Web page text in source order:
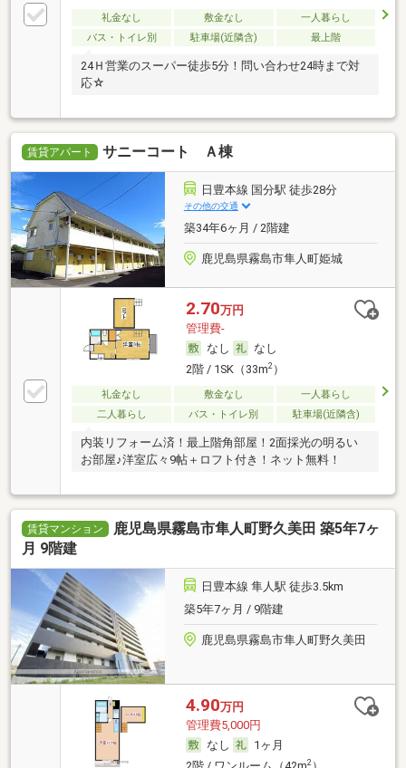
礼金なし 敷金なし
一人暮らし
バス・トイレ別
駐車場(近隣含) 最上階
24Ｈ営業のスーパー徒歩5分！問い合わせ24時まで対
応☆
賃貸アパート サニーコート Ａ棟
日豊本線 国分駅 徒歩28分
その他の交通
築34年6ヶ月 / 2階建
鹿児島県霧島市隼人町姫城
2.70万円
管理費-
なし
なし
2階 / 1SK（33m2）
礼金なし 敷金なし
一人暮らし
二人暮らし
バス・トイレ別 駐車場(近隣含)
内装リフォーム済！最上階角部屋！2面採光の明るい
お部屋♪洋室広々9帖＋ロフト付き！ネット無料！
賃貸マンション
鹿児島県霧島市隼人町野久美田 築5年7ヶ
月 9階建
日豊本線 隼人駅 徒歩3.5km
築5年7ヶ月 / 9階建
鹿児島県霧島市隼人町野久美田
4.90万円
管理費5,000円
なし
1ヶ月
2